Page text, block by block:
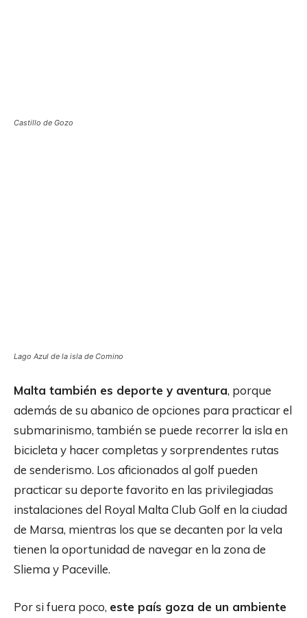
Castillo de Gozo
Lago Azul de la isla de Comino
Malta también es deporte y aventura, porque
además de su abanico de opciones para practicar el
submarinismo, también se puede recorrer la isla en
bicicleta y hacer completas y sorprendentes rutas
de senderismo. Los aficionados al golf pueden
practicar su deporte favorito en las privilegiadas
instalaciones del Royal Malta Club Golf en la ciudad
de Marsa, mientras los que se decanten por la vela
tienen la oportunidad de navegar en la zona de
Sliema y Paceville.
Por si fuera poco, este país goza de un ambiente